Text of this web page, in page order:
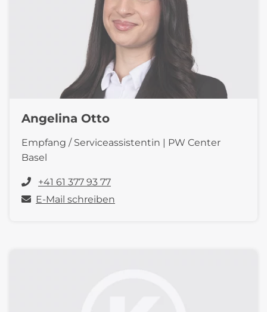
Angelina Otto
Empfang / Serviceassistentin | PW Center
Basel
+41 61 377 93 77
E-Mail schreiben